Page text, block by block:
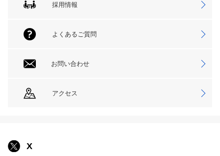
採用情報
よくあるご質問
お問い合わせ
アクセス
X